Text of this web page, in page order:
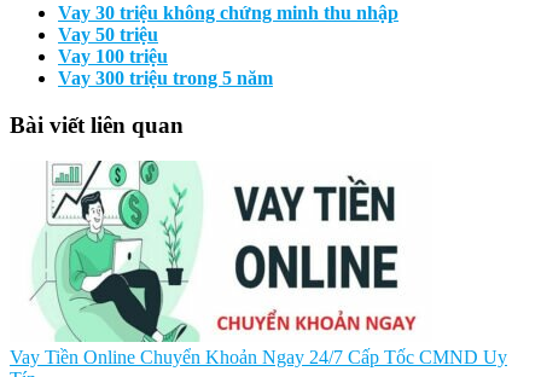
Vay 30 triệu không chứng minh thu nhập
Vay 50 triệu
Vay 100 triệu
Vay 300 triệu trong 5 năm
Bài viết liên quan
Vay Tiền Online Chuyển Khoản Ngay 24/7 Cấp Tốc CMND Uy